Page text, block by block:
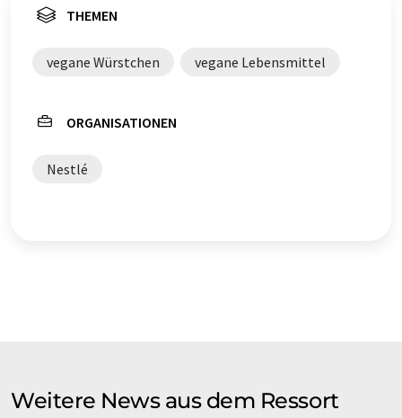
THEMEN
vegane Würstchen vegane Lebensmittel
ORGANISATIONEN
Nestlé
Weitere News aus dem Ressort